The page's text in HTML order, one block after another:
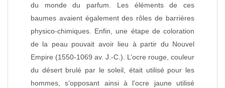
du monde du parfum. Les éléments de ces
baumes avaient également des rôles de barrières
physico-chimiques. Enfin, une étape de coloration
de la peau pouvait avoir lieu à partir du Nouvel
Empire (1550-1069 av. J.-C.). L’ocre rouge, couleur
du désert brulé par le soleil, était utilisé pour les
hommes, s’opposant ainsi à l’ocre jaune utilisé